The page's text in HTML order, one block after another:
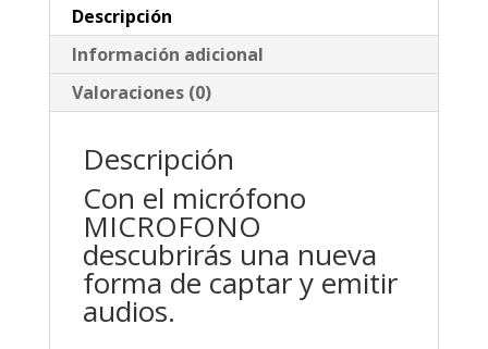
Descripción
Información adicional
Valoraciones (0)
Descripción
Con el micrófono
MICROFONO
descubrirás una nueva
forma de captar y emitir
audios.